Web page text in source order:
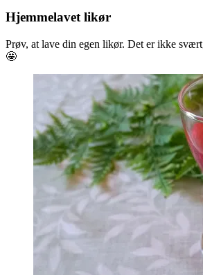
Hjemmelavet likør
Prøv, at lave din egen likør. Det er ikke
🤩